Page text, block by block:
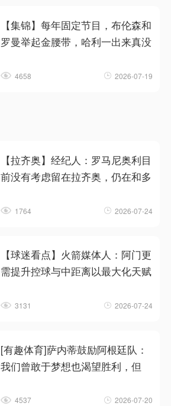
【集锦】每年固定节目，布伦森和
罗曼举起金腰带，哈利一出来真没
4658 2026-07-19
【拉齐奥】经纪人：罗马尼奥利目
前没有考虑留在拉齐奥，仍在和多
1764 2026-07-24
【球迷看点】火箭媒体人：阿门更
需提升控球与中距离以最大化天赋
3131 2026-07-24
[有趣体育]萨内蒂鼓励阿根廷队：
我们曾敢于梦想也渴望胜利，但
4537 2026-07-20